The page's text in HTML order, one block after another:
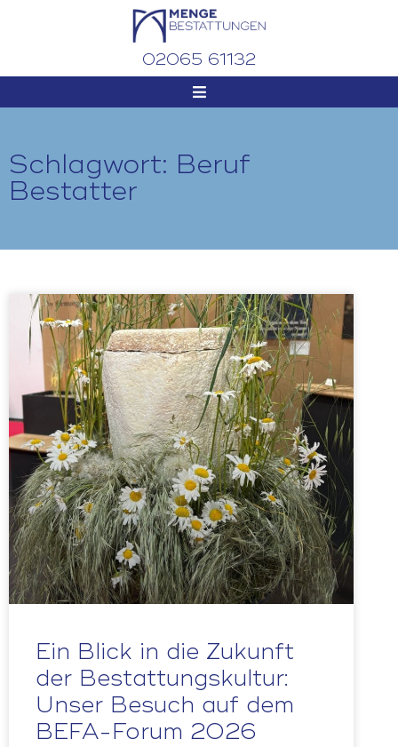
02065 61132
Schlagwort: Beruf
Bestatter
Ein Blick in die Zukunft
der Bestattungskultur:
Unser Besuch auf dem
BEFA-Forum 2026